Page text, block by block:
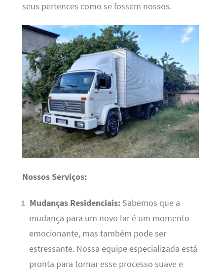
seus pertences como se fossem nossos.
Nossos Serviços:
Mudanças Residenciais: Sabemos que a
mudança para um novo lar é um momento
emocionante, mas também pode ser
estressante. Nossa equipe especializada está
pronta para tornar esse processo suave e